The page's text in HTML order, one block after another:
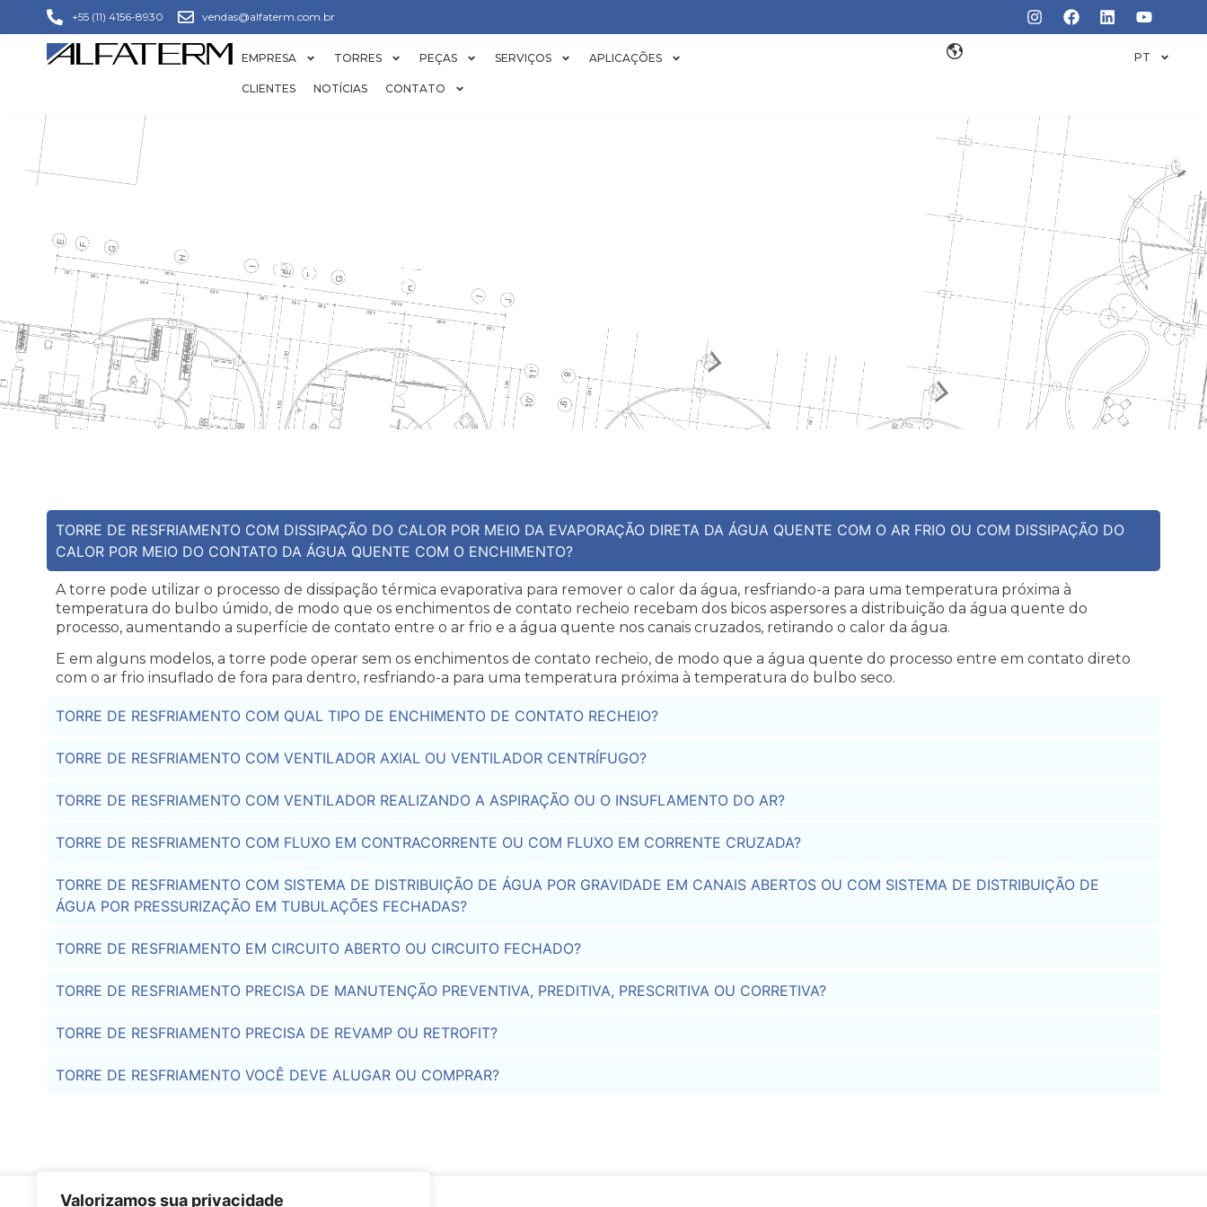
Valorizamos sua privacidade
+55 (11) 4156-8930 vendas@alfaterm.com.br
EMPRESA TORRES PEÇAS SERVIÇOS APLICAÇÕES
CLIENTES NOTÍCIAS CONTATO
PT
DÚVIDAS FREQUENTES
TORRE DE RESFRIAMENTO COM DISSIPAÇÃO DO CALOR POR MEIO DA EVAPORAÇÃO DIRETA DA ÁGUA QUENTE COM O AR FRIO OU COM DISSIPAÇÃO DO
CALOR POR MEIO DO CONTATO DA ÁGUA QUENTE COM O ENCHIMENTO?
A torre pode utilizar o processo de dissipação térmica evaporativa para remover o calor da água, resfriando-a para uma temperatura próxima à
temperatura do bulbo úmido, de modo que os enchimentos de contato recheio recebam dos bicos aspersores a distribuição da água quente do
processo, aumentando a superfície de contato entre o ar frio e a água quente nos canais cruzados, retirando o calor da água.
E em alguns modelos, a torre pode operar sem os enchimentos de contato recheio, de modo que a água quente do processo entre em contato direto
com o ar frio insuflado de fora para dentro, resfriando-a para uma temperatura próxima à temperatura do bulbo seco.
TORRE DE RESFRIAMENTO COM QUAL TIPO DE ENCHIMENTO DE CONTATO RECHEIO?
TORRE DE RESFRIAMENTO COM VENTILADOR AXIAL OU VENTILADOR CENTRÍFUGO?
TORRE DE RESFRIAMENTO COM VENTILADOR REALIZANDO A ASPIRAÇÃO OU O INSUFLAMENTO DO AR?
TORRE DE RESFRIAMENTO COM FLUXO EM CONTRACORRENTE OU COM FLUXO EM CORRENTE CRUZADA?
TORRE DE RESFRIAMENTO COM SISTEMA DE DISTRIBUIÇÃO DE ÁGUA POR GRAVIDADE EM CANAIS ABERTOS OU COM SISTEMA DE DISTRIBUIÇÃO DE
ÁGUA POR PRESSURIZAÇÃO EM TUBULAÇÕES FECHADAS?
TORRE DE RESFRIAMENTO EM CIRCUITO ABERTO OU CIRCUITO FECHADO?
TORRE DE RESFRIAMENTO PRECISA DE MANUTENÇÃO PREVENTIVA, PREDITIVA, PRESCRITIVA OU CORRETIVA?
TORRE DE RESFRIAMENTO PRECISA DE REVAMP OU RETROFIT?
TORRE DE RESFRIAMENTO VOCÊ DEVE ALUGAR OU COMPRAR?